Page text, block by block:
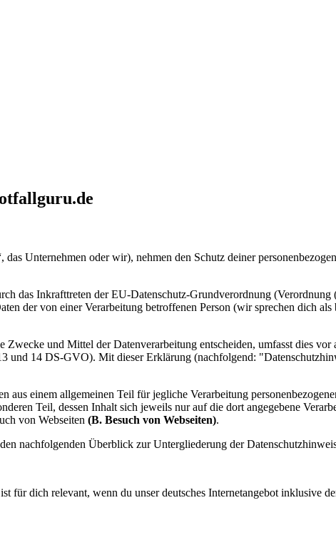
Unternehmen oder wir), nehmen den Schutz deiner
das Inkrafttreten der EU-Datenschutz-Grundverordnung
der von einer Verarbeitung betroffenen Person (wir sprechen dich
Zwecke und Mittel der Datenverarbeitung entscheiden, umfasst dies
und 14 DS-GVO). Mit dieser Erklärung (nachfolgend:
aus einem allgemeinen Teil für jegliche Verarbeitung
Teil, dessen Inhalt sich jeweils nur auf die dort angegebene
von Webseiten (B. Besuch von Webseiten).
nachfolgenden Überblick zur Untergliederung der
für dich relevant, wenn du unser deutsches Internetangebot inklusive